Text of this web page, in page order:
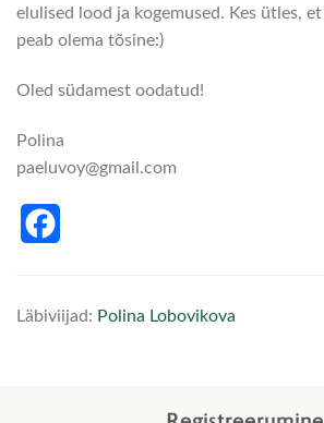
elulised lood ja kogemused. Kes ütles,
peab olema tõsine:)
Oled südamest oodatud!
Polina
paeluvoy@gmail.com
Läbiviijad: Polina Lobovikova